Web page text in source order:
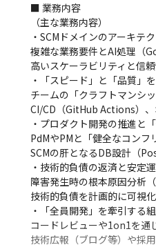
■ 業務内容
（主な業務内容）
・SCMドメインのアーキテ
複雑な業務要件とAI処理（
高いスケーラビリティと信
・「スピード」と「品質」
チームの「クラフトマンシ
CI/CD（GitHub Actions）、
・プロダクト開発の推進と
PdMやPMと「健全なコンフ
SCMの肝となるDB設計（
・技術的負債の返済と安定
障害発生時の根本原因分析
技術的負債を計画的に可視
・「全員開発」を牽引する
コードレビューや1on1を通
技術広報（ブログ等）や採